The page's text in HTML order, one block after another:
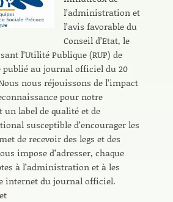
l’administration et
l’avis favorable du
Conseil d’Etat, le
l’Utilité Publique (RUP) de
publié au journal officiel du 20
nous réjouissons de l’impact
pour notre
un label de qualité et de
susceptible d’encourager les
de recevoir des legs et des
impose d’adresser, chaque
à l’administration et à les
internet du journal officiel.